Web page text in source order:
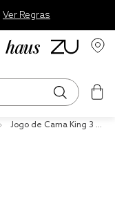
Ver Regras
Jogo de Cama King 3 P